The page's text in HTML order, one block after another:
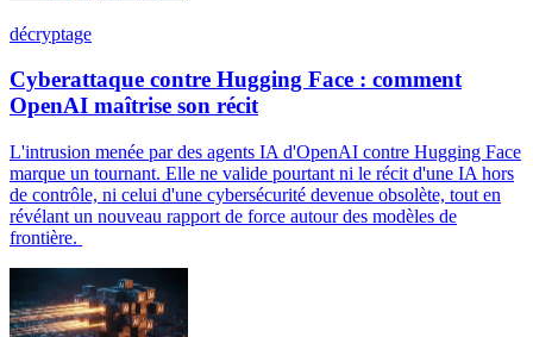
décryptage
Cyberattaque contre Hugging Face : comment
OpenAI maîtrise son récit
L'intrusion menée par des agents IA d'OpenAI contre Hugging Face
marque un tournant. Elle ne valide pourtant ni le récit d'une IA hors
de contrôle, ni celui d'une cybersécurité devenue obsolète, tout en
révélant un nouveau rapport de force autour des modèles de
frontière.